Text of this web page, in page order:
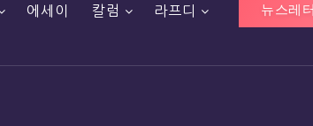
에세이 칼럼 라프디 뉴스레